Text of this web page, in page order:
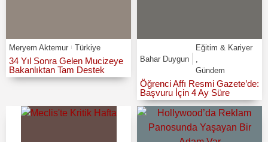
Meryem Aktemur Türkiye
34 Yıl Sonra Gelen Mucizeye
Bakanlıktan Tam Destek
Bahar Duygun
Eğitim & Kariyer
Gündem
Öğrenci Affı Resmi Gazete’de:
Başvuru İçin 4 Ay Süre